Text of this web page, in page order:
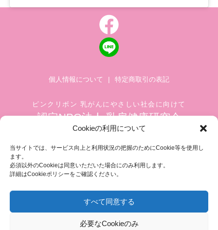
Cookieの利用について
当サイトでは、サービス向上と利用状況の把握のためにCookie等を使用し
ます。
必須以外のCookieは同意いただいた場合にのみ利用します。
詳細はCookieポリシーをご確認ください。
すべて同意する
必要なCookieのみ
個人情報について | 特定商取引の表記
ピンクリボン 乳がんにやさしい社会に向けて
認定NPO法人 乳房健康研究会
築地ホワイトビル 1002
FAX.03-3545-6545
info@breastcare.jp
COPYRIGHT (C) 2019 JAPAN SOCIETY OF BREAST HEALTH, ALL RIGHT RESERVED